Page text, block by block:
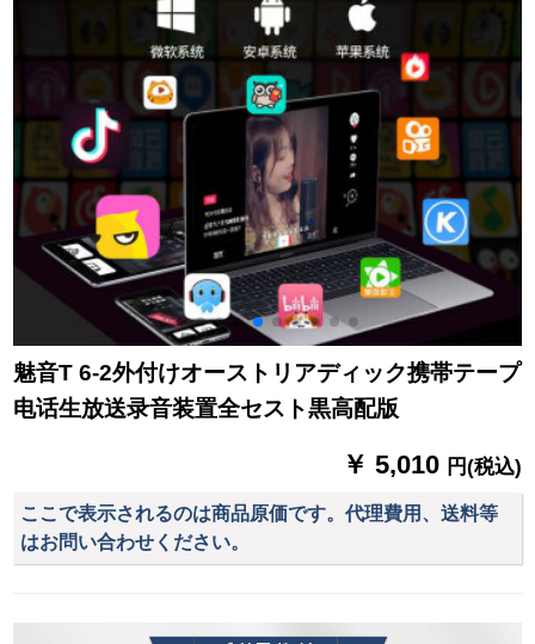
魅音T 6-2外付けオーストリアディック携帯テープ
电话生放送录音装置全セスト黒高配版
￥ 5,010 円(税込)
ここで表示されるのは商品原価です。代理費用、送料等
はお問い合わせください。